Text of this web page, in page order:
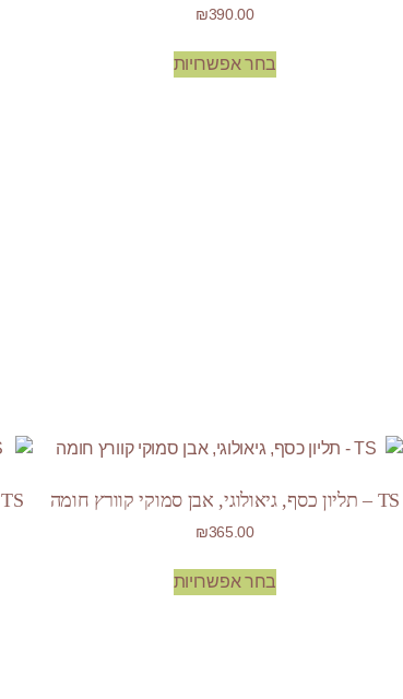
₪390.00
בחר אפשרויות
TS – תליון כסף, גיאולוגי, אבן סמוקי קוורץ חומה
₪365.00
בחר אפשרויות
TS – תליון כסף, גיאומטרי, אבן אמטיסט סגולה